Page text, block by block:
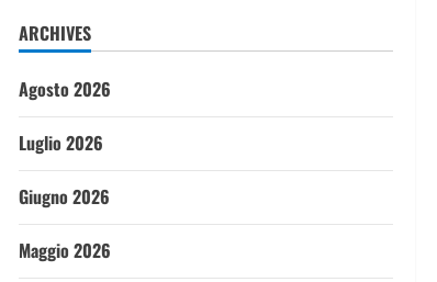
ARCHIVES
Agosto 2026
Luglio 2026
Giugno 2026
Maggio 2026